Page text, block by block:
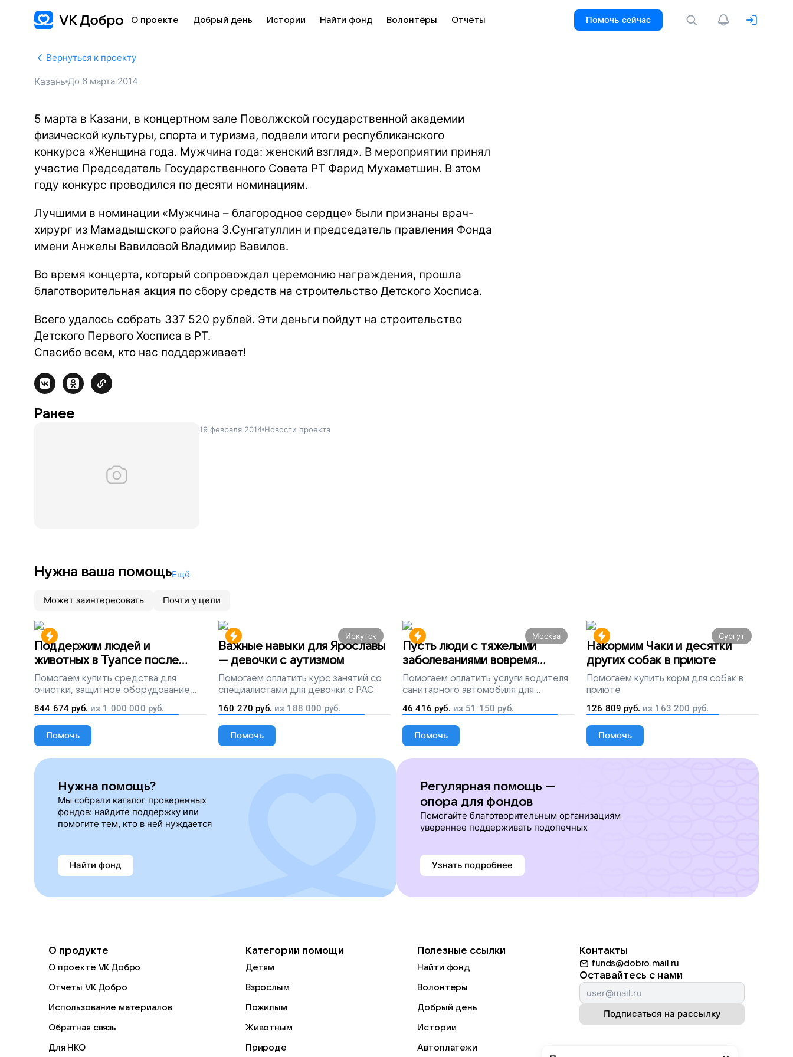
О проекте Добрый день Истории Найти фонд Волонтёры Отчёты Помочь сейчас
Вернуться к проекту
Казань До 6 марта 2014
5 марта в Казани, в концертном зале Поволжской государственной академии
физической культуры, спорта и туризма, подвели итоги республиканского
конкурса «Женщина года. Мужчина года: женский взгляд». В мероприятии принял
участие Председатель Государственного Совета РТ Фарид Мухаметшин. В этом
году конкурс проводился по десяти номинациям.
Лучшими в номинации «Мужчина – благородное сердце» были признаны врач-
хирург из Мамадышского района З.Сунгатуллин и председатель правления Фонда
имени Анжелы Вавиловой Владимир Вавилов.
Во время концерта, который сопровождал церемонию награждения, прошла
благотворительная акция по сбору средств на строительство Детского Хосписа.
Всего удалось собрать 337 520 рублей. Эти деньги пойдут на строительство
Детского Первого Хосписа в РТ.
Спасибо всем, кто нас поддерживает!
Ранее
19 февраля 2014 Новости проекта
Нужна ваша помощьЕщё
Может заинтересовать Почти у цели
Поддержим людей и
животных в Туапсе после
разлива мазута
Помогаем купить средства для
очистки, защитное оборудование,
лекарства, корм и предметы первой
необходимости
844 674 руб. из 1 000 000 руб.
Помочь
Иркутск
Важные навыки для Ярославы
— девочки с аутизмом
Помогаем оплатить курс занятий со
специалистами для девочки с РАС
160 270 руб. из 188 000 руб.
Помочь
Москва
Пусть люди с тяжелыми
заболеваниями вовремя
попадут на лечение
Помогаем оплатить услуги водителя
санитарного автомобиля для
перевозки тяжелобольных людей
46 416 руб. из 51 150 руб.
Помочь
Сургут
Накормим Чаки и десятки
других собак в приюте
Помогаем купить корм для собак в
приюте
126 809 руб. из 163 200 руб.
Помочь
Нужна помощь?
Мы собрали каталог проверенных
фондов: найдите поддержку или
помогите тем, кто в ней нуждается
Найти фонд
Регулярная помощь —
опора для фондов
Помогайте благотворительным организациям
увереннее поддерживать подопечных
Узнать подробнее
О продукте
О проекте VK Добро
Отчеты VK Добро
Использование материалов
Обратная связь
Для НКО
Категории помощи
Детям
Взрослым
Пожилым
Животным
Природе
Полезные ссылки
Найти фонд
Волонтеры
Добрый день
Истории
Автоплатежи
Контакты
funds@dobro.mail.ru
Оставайтесь с нами
Подписаться на рассылку